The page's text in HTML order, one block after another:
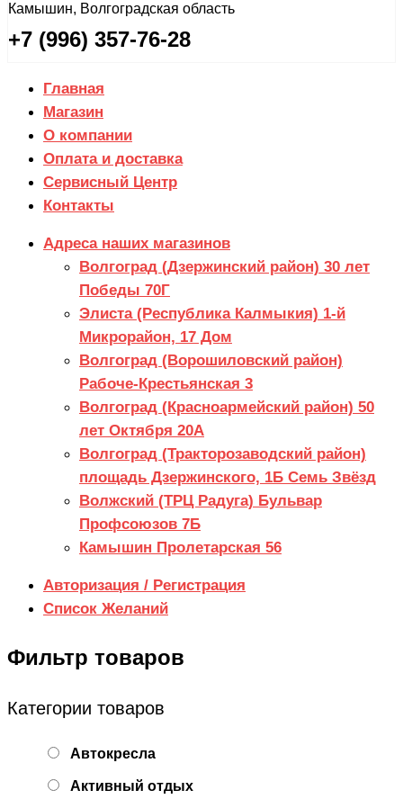
Камышин, Волгоградская область
+7 (996) 357-76-28
Главная
Магазин
О компании
Оплата и доставка
Сервисный Центр
Контакты
Адреса наших магазинов
Волгоград (Дзержинский район) 30 лет
Победы 70Г
Элиста (Республика Калмыкия) 1-й
Микрорайон, 17 Дом
Волгоград (Ворошиловский район)
Рабоче-Крестьянская 3
Волгоград (Красноармейский район) 50
лет Октября 20А
Волгоград (Тракторозаводский район)
площадь Дзержинского, 1Б Семь Звёзд
Волжский (ТРЦ Радуга) Бульвар
Профсоюзов 7Б
Камышин Пролетарская 56
Авторизация / Регистрация
Список Желаний
Фильтр товаров
Категории товаров
Автокресла
Активный отдых